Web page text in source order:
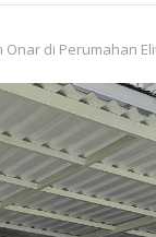
Onar di Perumahan